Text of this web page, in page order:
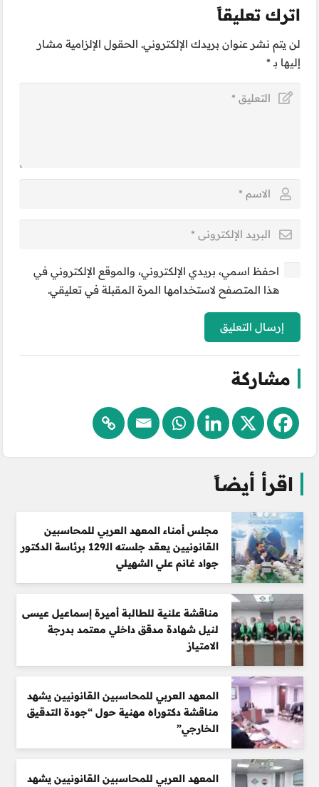
اترك تعليقاً
لن يتم نشر عنوان بريدك الإلكتروني. الحقول الإلزامية مشار
إليها بـ *
احفظ اسمي، بريدي الإلكتروني، والموقع الإلكتروني في
هذا المتصفح لاستخدامها المرة المقبلة في تعليقي.
إرسال التعليق
مشاركة
اقرأ أيضاً
مجلس أمناء المعهد العربي للمحاسبين
القانونيين يعقد جلسته الـ129 برئاسة الدكتور
جواد غانم علي الشهيلي
مناقشة علنية للطالبة أميرة إسماعيل عيسى
لنيل شهادة مدقق داخلي معتمد بدرجة
الامتياز
المعهد العربي للمحاسبين القانونيين يشهد
مناقشة دكتوراه مهنية حول “جودة التدقيق
الخارجي”
المعهد العربي للمحاسبين القانونيين يشهد